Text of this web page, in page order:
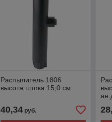
Распылитель 1806
высота штока 15,0 см
40,34руб.